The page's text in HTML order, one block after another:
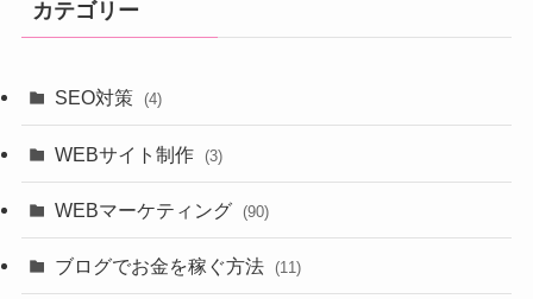
カテゴリー
SEO対策 (4)
WEBサイト制作 (3)
WEBマーケティング (90)
ブログでお金を稼ぐ方法 (11)